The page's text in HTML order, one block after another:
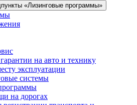
«Лизинговые программы»
на авто и технику
эксплуатации
системы
на дорогах